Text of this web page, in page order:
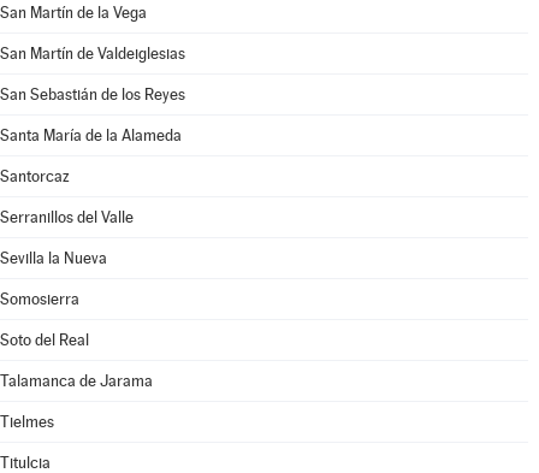
San Martín de la Vega
San Martín de Valdeiglesias
San Sebastián de los Reyes
Santa María de la Alameda
Santorcaz
Serranillos del Valle
Sevilla la Nueva
Somosierra
Soto del Real
Talamanca de Jarama
Tielmes
Titulcia